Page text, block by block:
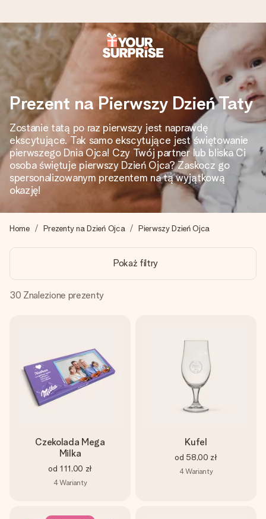
Wysyłka w 1 dzień roboczy
Tworzymy Twój prezent z troską i wysyłamy go w mgnieniu
oka – dzięki czemu możesz go dać dokładnie we
właściwym momencie, kiedy ma to największe znaczenie
4,7 (na podstawie +15 000 opinii)
Nasze prezenty inspirują. Klienci oceniają nas na 4,7 w
Google Reviews.
Stwórz coś wyjątkowego w zaledwie kilku krokach – z jej
imieniem, swoim zdjęciem lub wiadomością, która naprawdę
poruszy serce. Bez problemu, po prostu ogrom miłości na
tę chwilę.
Prezent na Pierwszy Dzień Taty
Zostanie tatą po raz pierwszy jest naprawdę
ekscytujące. Tak samo ekscytujące jest świętowanie
pierwszego Dnia Ojca! Czy Twój partner lub bliska Ci
osoba świętuje pierwszy Dzień Ojca? Zaskocz go
spersonalizowanym prezentem na tą wyjątkową
okazję!
Home Prezenty na Dzień Ojca Pierwszy Dzień Ojca
Pokaż filtry
30 Znalezione prezenty
Czekolada Mega
Milka
od 111,00 zł
4Warianty
Kufel
od 58,00 zł
4Warianty